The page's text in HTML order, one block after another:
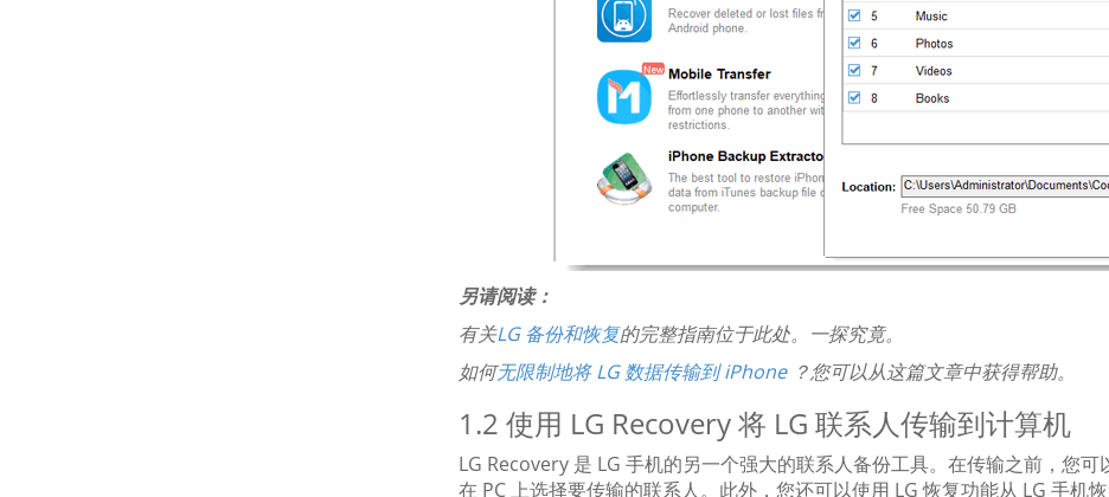
另请阅读：
有关LG 备份和恢复的完整指南位于此处。一探究竟。
如何无限制地将 LG 数据传输到 iPhone？您可以从这篇文章中获得帮助。
1.2 使用 LG Recovery 将 LG 联系人传输到计算机
LG Recovery 是 LG 手机的另一个强大的联系人备份工具。在传输之前，您
在 PC 上选择要传输的联系人。此外，您还可以使用 LG 恢复功能从 LG 手机恢